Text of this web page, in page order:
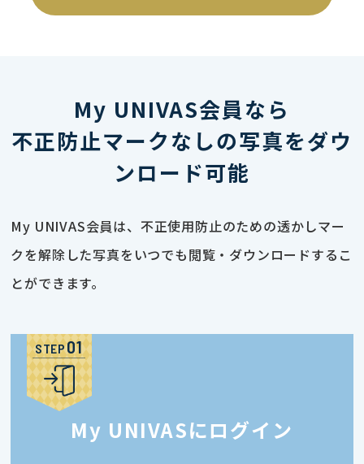
My UNIVAS会員なら
不正防止マークなしの写真をダウ
ンロード可能
My UNIVAS会員は、不正使用防止のための透かしマー
クを解除した写真をいつでも閲覧・ダウンロードするこ
とができます。
STEP
My UNIVASにログイン